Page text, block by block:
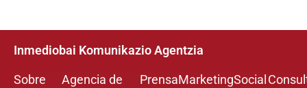
Inmediobai Komunikazio Agentzia
Sobre
Agencia de
PrensaMarketingSocial